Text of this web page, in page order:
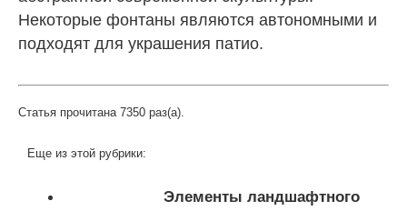
Некоторые фонтаны являются автономными и
подходят для украшения патио.
Статья прочитана 7350 раз(a).
Еще из этой рубрики:
Элементы ландшафтного